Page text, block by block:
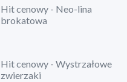
Hit cenowy - Neo-lina
brokatowa
Hit cenowy - Wystrzałowe
zwierzaki